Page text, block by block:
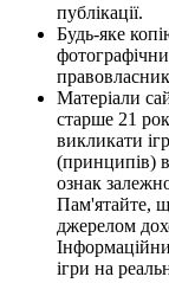
публікації.
Будь-яке
Матеріали
старше 21
викликати
(принципів)
ознак
Пам'ятайте,
джерелом
ігри на